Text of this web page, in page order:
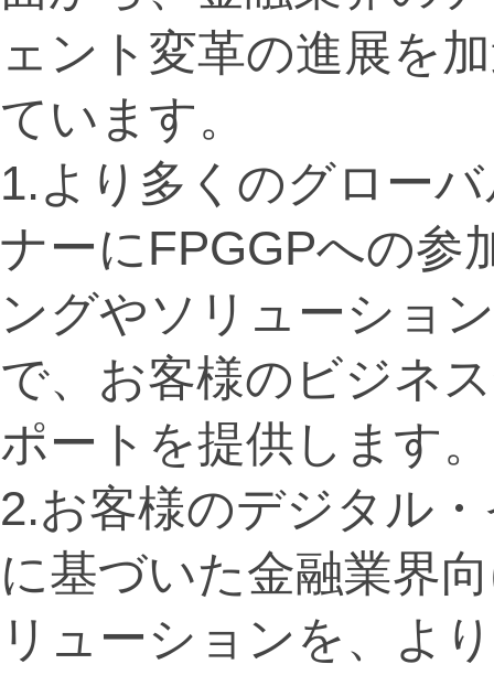
ェント変革の進展を
ています。
1.より多くのグロー
ナーにFPGGPへの参
ングやソリューショ
で、お客様のビジネ
ポートを提供します。
2.お客様のデジタル
に基づいた金融業界
リューションを、よ